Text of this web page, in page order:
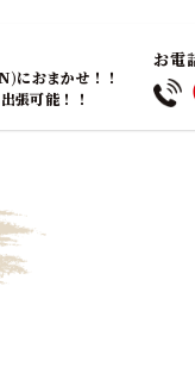
おまかせ！！
張可能！！
お電